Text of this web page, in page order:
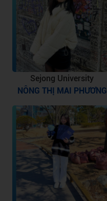
Sejong University
NÔNG THỊ MAI PHƯƠNG